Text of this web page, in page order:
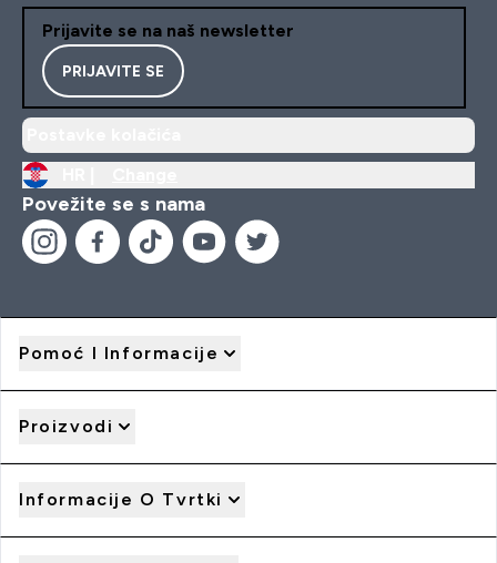
Prijavite se na naš newsletter
PRIJAVITE SE
Povežite se s nama
Pomoć I Informacije
Proizvodi
Informacije O Tvrtki